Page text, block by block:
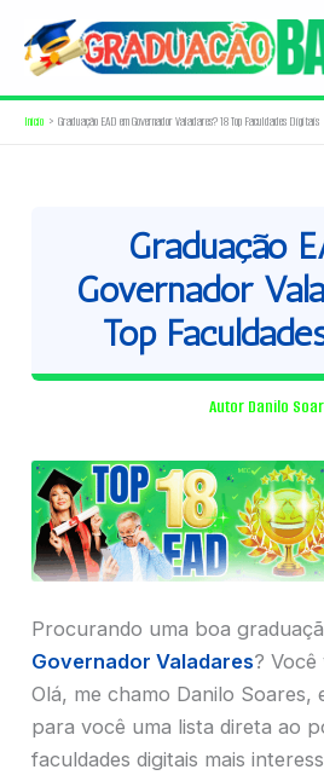
para
conteúdo
Início Graduação EAD em Governador Valadares? 18 Top Faculdades Digitais
Graduação
Governador
Top
Autor Danilo
Procurando uma boa
Governador Valadares?
Olá, me chamo Danilo Soares,
para você uma lista direta ao
faculdades digitais mais